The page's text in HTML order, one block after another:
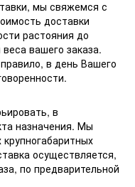
мы свяжемся с
доставки
растояния до
вашего заказа.
в день Вашего
в
назначения. Мы
осуществляется,
по предварительной